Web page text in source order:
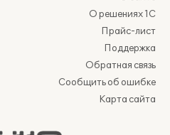
О решениях 1С
Прайс-лист
Поддержка
Обратная связь
Сообщить об ошибке
Карта сайта